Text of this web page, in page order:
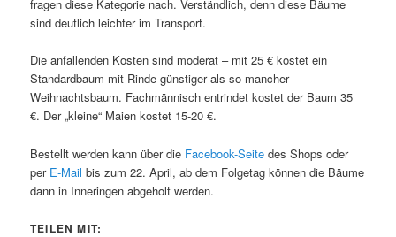
fragen diese Kategorie nach. Verständlich, denn diese Bäume
sind deutlich leichter im Transport.
Die anfallenden Kosten sind moderat – mit 25 € kostet ein
Standardbaum mit Rinde günstiger als so mancher
Weihnachtsbaum. Fachmännisch entrindet kostet der Baum 35
€. Der „kleine“ Maien kostet 15-20 €.
Bestellt werden kann über die Facebook-Seitedes Shops oder
per E-Mail bis zum 22. April, ab dem Folgetag können die Bäume
dann in Inneringen abgeholt werden.
TEILEN MIT: